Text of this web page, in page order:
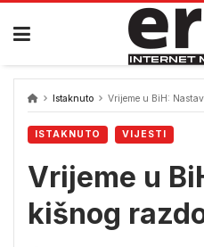
Skip
content
Istaknuto Vrijeme u BiH:
ISTAKNUTO VIJESTI
Vrijeme u
kišnog